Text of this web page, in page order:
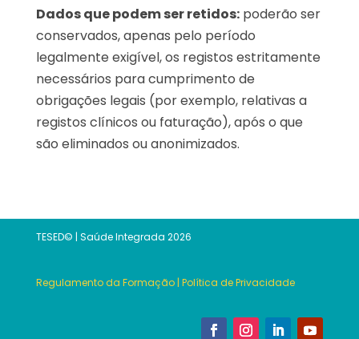
Dados que podem ser retidos:poderão ser
conservados, apenas pelo período
legalmente exigível, os registos estritamente
necessários para cumprimento de
obrigações legais (por exemplo, relativas a
registos clínicos ou faturação), após o que
são eliminados ou anonimizados.
TESED© | Saúde Integrada 2026
Regulamento da Formação| Política de Privacidade